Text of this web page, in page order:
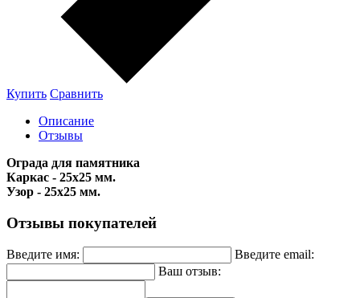
Купить Сравнить
Описание
Отзывы
Ограда для памятника
Каркас - 25x25 мм.
Узор - 25x25 мм.
Отзывы покупателей
Введите имя:
Введите email:
Ваш отзыв: